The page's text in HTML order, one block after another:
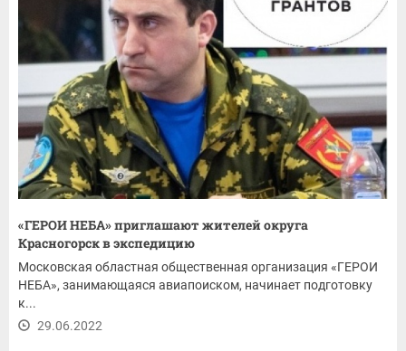
«ГЕРОИ НЕБА» приглашают жителей округа
Красногорск в экспедицию
Московская областная общественная организация «ГЕРОИ
НЕБА», занимающаяся авиапоиском, начинает подготовку
к...
29.06.2022